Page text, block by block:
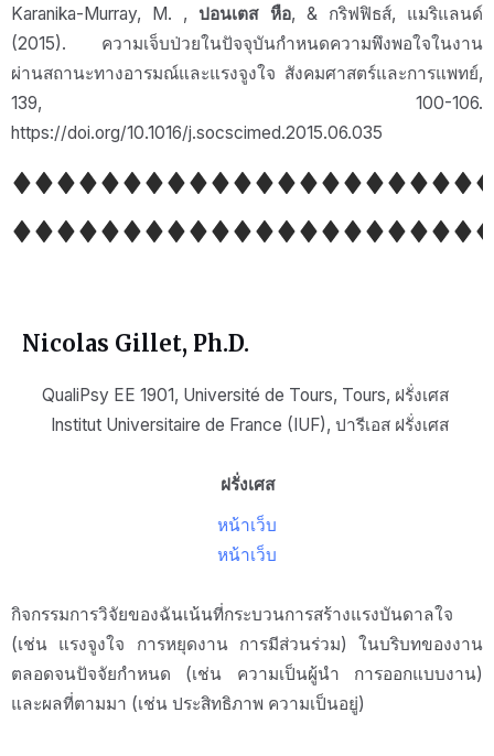
Karanika-Murray, M. ,ปอนเตส หือ, & กริฟฟิธส์, แมริแลนด์
(2015). ความเจ็บป่วยในปัจจุบันกำหนดความพึงพอใจในงาน
ผ่านสถานะทางอารมณ์และแรงจูงใจ สังคมศาสตร์และการแพทย์,
139, 100-106.
https://doi.org/10.1016/j.socscimed.2015.06.035
Nicolas Gillet, Ph.D.
QualiPsy EE 1901, Université de Tours, Tours, ฝรั่งเศส
Institut Universitaire de France (IUF), ปารีเอส ฝรั่งเศส
ฝรั่งเศส
หน้าเว็บ
หน้าเว็บ
กิจกรรมการวิจัยของฉันเน้นที่กระบวนการสร้างแรงบันดาลใจ
(เช่น แรงจูงใจ การหยุดงาน การมีส่วนร่วม) ในบริบทของงาน
ตลอดจนปัจจัยกำหนด (เช่น ความเป็นผู้นำ การออกแบบงาน)
และผลที่ตามมา (เช่น ประสิทธิภาพ ความเป็นอยู่)